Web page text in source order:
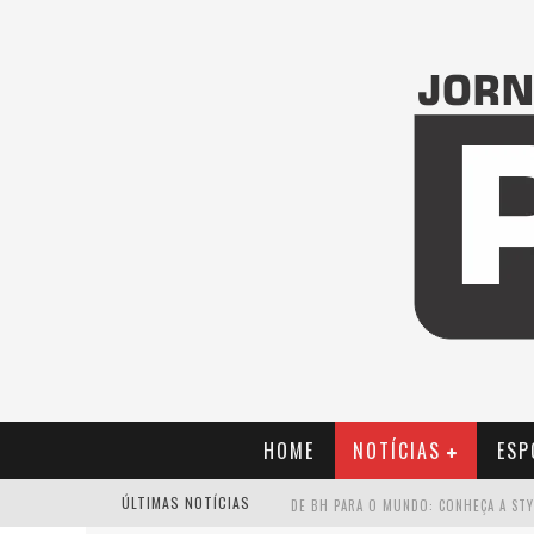
HOME NOTÍCIAS
ÚLTIMAS NOTÍCIAS